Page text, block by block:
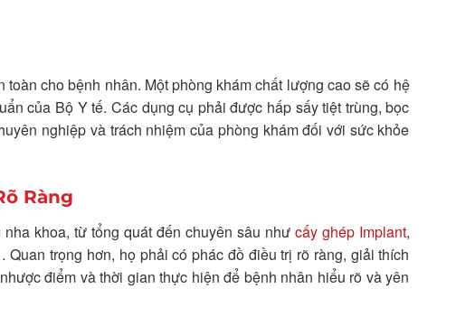
cho bệnh nhân. Một phòng khám chất lượng cao sẽ có hệ
của Bộ Y tế. Các dụng cụ phải được hấp sấy tiệt trùng, bọc
nghiệp và trách nhiệm của phòng khám đối với sức khỏe
Ràng
khoa, từ tổng quát đến chuyên sâu như cấy ghép Implant,
trọng hơn, họ phải có phác đồ điều trị rõ ràng, giải thích
điểm và thời gian thực hiện để bệnh nhân hiểu rõ và yên